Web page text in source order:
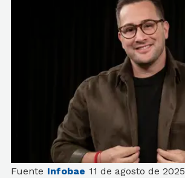
Fuente Infobae 11 de agosto de 2025